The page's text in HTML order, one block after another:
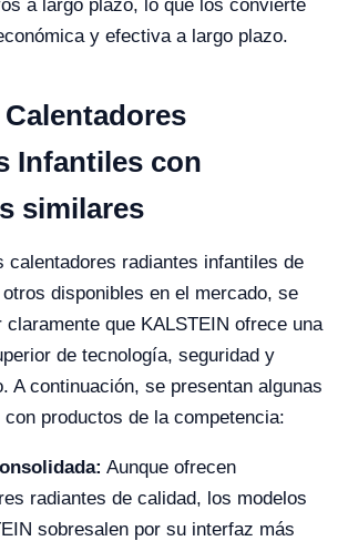
a largo plazo, lo que los convierte
y efectiva a largo plazo.
Infantiles con
similares
calentadores radiantes infantiles de
disponibles en el mercado, se
claramente que KALSTEIN ofrece una
de tecnología, seguridad y
A continuación, se presentan algunas
productos de la competencia:
Aunque ofrecen
radiantes de calidad, los modelos
sobresalen por su interfaz más